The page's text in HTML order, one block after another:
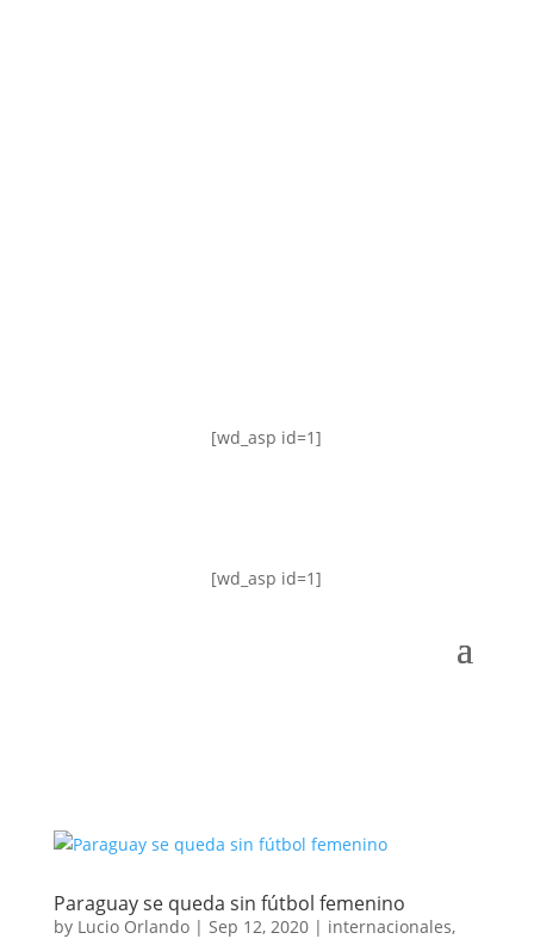
[wd_asp id=1]
[wd_asp id=1]
Paraguay se queda sin fútbol femenino
by Lucio Orlando| Sep 12, 2020| internacionales,